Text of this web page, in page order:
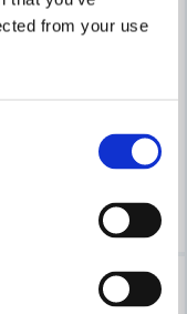
from your use
ifrån leverantör ca